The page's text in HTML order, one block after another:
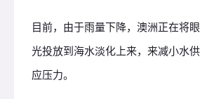
目前，由于雨量下降，澳洲正在将眼
光投放到海水淡化上来，来减小水供
应压力。